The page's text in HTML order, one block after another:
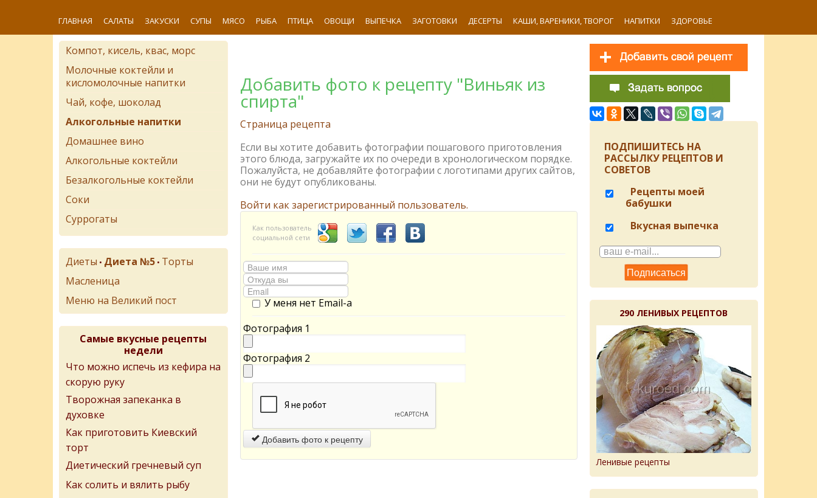
ГЛАВНАЯ САЛАТЫ ЗАКУСКИ СУПЫ МЯСО РЫБА ПТИЦА ОВОЩИ ВЫПЕЧКА ЗАГОТОВКИ ДЕСЕРТЫ КАШИ, ВАРЕНИКИ, ТВОРОГ НАПИТКИ ЗДОРОВЬЕ
Добавить фото к рецепту "Виньяк из
спирта"
Страница рецепта
Если вы хотите добавить фотографии пошагового приготовления
этого блюда, загружайте их по очереди в хронологическом порядке.
Пожалуйста, не добавляйте фотографии с логотипами других сайтов,
они не будут опубликованы.
Войти как зарегистрированный пользователь.
Как пользователь
социальной сети
У меня нет Email-а
Фотография 1
Фотография 2
Добавить фото к рецепту
Компот, кисель, квас, морс
Молочные коктейли и
кисломолочные напитки
Чай, кофе, шоколад
Алкогольные напитки
Домашнее вино
Алкогольные коктейли
Безалкогольные коктейли
Соки
Суррогаты
Диеты • Диета №5 • Торты
Масленица
Меню на Великий пост
Самые вкусные рецепты
недели
Что можно испечь из кефира на
скорую руку
Творожная запеканка в
духовке
Как приготовить Киевский
торт
Диетический гречневый суп
Как солить и вялить рыбу
ПОДПИШИТЕСЬ НА
РАССЫЛКУ РЕЦЕПТОВ И
СОВЕТОВ
Рецепты моей
бабушки
Вкусная выпечка
290 ЛЕНИВЫХ РЕЦЕПТОВ
Ленивые рецепты